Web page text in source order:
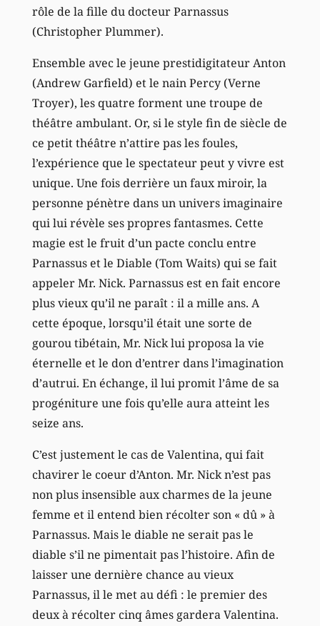
rôle de la fille du docteur Parnassus
(Christopher Plummer).
Ensemble avec le jeune prestidigitateur Anton
(Andrew Garfield) et le nain Percy (Verne
Troyer), les quatre forment une troupe de
théâtre ambulant. Or, si le style fin de siècle de
ce petit théâtre n’attire pas les foules,
l’expérience que le spectateur peut y vivre est
unique. Une fois derrière un faux miroir, la
personne pénètre dans un univers imaginaire
qui lui révèle ses propres fantasmes. Cette
magie est le fruit d’un pacte conclu entre
Parnassus et le Diable (Tom Waits) qui se fait
appeler Mr. Nick. Parnassus est en fait encore
plus vieux qu’il ne paraît : il a mille ans. A
cette époque, lorsqu’il était une sorte de
gourou tibétain, Mr. Nick lui proposa la vie
éternelle et le don d’entrer dans l’imagination
d’autrui. En échange, il lui promit l’âme de sa
progéniture une fois qu’elle aura atteint les
seize ans.
C’est justement le cas de Valentina, qui fait
chavirer le coeur d’Anton. Mr. Nick n’est pas
non plus insensible aux charmes de la jeune
femme et il entend bien récolter son « dû » à
Parnassus. Mais le diable ne serait pas le
diable s’il ne pimentait pas l’histoire. Afin de
laisser une dernière chance au vieux
Parnassus, il le met au défi : le premier des
deux à récolter cinq âmes gardera Valentina.